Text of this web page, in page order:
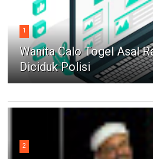
1
Wanita Calo Togel Asal
Diciduk Polisi
2